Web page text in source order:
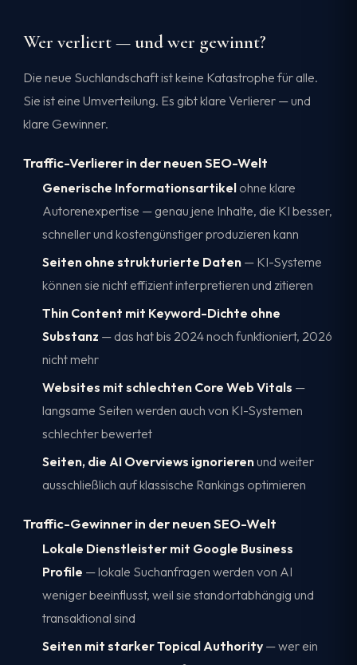
Wer verliert — und wer gewinnt?
Die neue Suchlandschaft ist keine Katastrophe für alle.
Sie ist eine Umverteilung. Es gibt klare Verlierer — und
klare Gewinner.
Traffic-Verlierer in der neuen SEO-Welt
Generische Informationsartikel ohne klare
Autorenexpertise — genau jene Inhalte, die KI besser,
schneller und kostengünstiger produzieren kann
Seiten ohne strukturierte Daten — KI-Systeme
können sie nicht effizient interpretieren und zitieren
Thin Content mit Keyword-Dichte ohne
Substanz — das hat bis 2024 noch funktioniert, 2026
nicht mehr
Websites mit schlechten Core Web Vitals —
langsame Seiten werden auch von KI-Systemen
schlechter bewertet
Seiten, die AI Overviews ignorierenund weiter
ausschließlich auf klassische Rankings optimieren
Traffic-Gewinner in der neuen SEO-Welt
Lokale Dienstleister mit Google Business
Profile — lokale Suchanfragen werden von AI
weniger beeinflusst, weil sie standortabhängig und
transaktional sind
Seiten mit starker Topical Authority — wer ein